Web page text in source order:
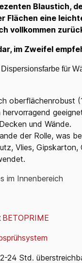
Blaustich,
Flächen eine
vollkommen
im Zweifel
für
oberflächenrobust
und Wände.
der Rolle, was
Vlies,
im Innenbereich
BETOPRIME
24 Std.